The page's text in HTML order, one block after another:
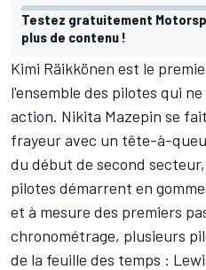
Testez gratuitement
plus de contenu !
Kimi Räikkönen est le
l'ensemble des pilotes qui
action. Nikita Mazepin se
frayeur avec un tête-à-
du début de second
pilotes démarrent en
et à mesure des premiers
chronométrage, plusieurs
de la feuille des temps :